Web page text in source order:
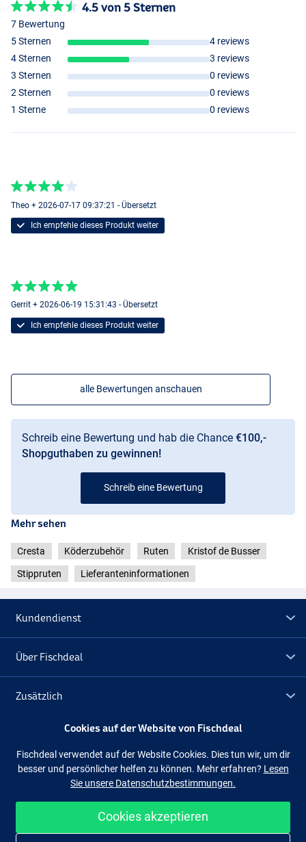
4.5 von 5 Sternen
7 Bewertung
5 Sternen
4 reviews
4 Sternen
3 reviews
3 Sternen
0 reviews
2 Sternen
0 reviews
1 Sterne
0 reviews
Theo + 2026-07-17 09:37:21 - Übersetzt
Ich empfehle dieses Produkt weiter
Gerrit + 2026-06-19 15:31:43 - Übersetzt
Ich empfehle dieses Produkt weiter
alle Bewertungen anschauen
Schreib eine Bewertung und hab die Chance €100,-
Shopguthaben zu gewinnen!
Schreib eine Bewertung
Mehr sehen
Cresta Köderzubehör Ruten Kristof de Busser
Stippruten Lieferanteninformationen
Kundendienst
Über Fischdeal
Zusätzlich
Lagerräumung
Facebook
Einfach und sicher shoppen
Cookies auf der Website von Fischdeal
Fischdeal verwendet auf der Website Cookies. Dies tun wir, um dir
besser und persönlicher helfen zu können. Mehr erfahren? Lesen
Sie unsere Datenschutzbestimmungen.
Cookies akzeptieren